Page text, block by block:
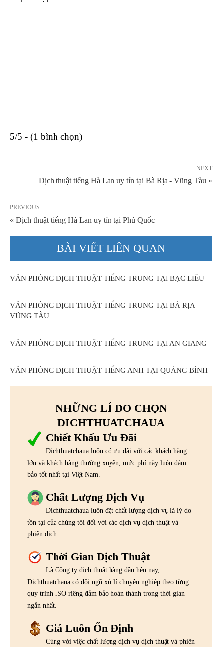
5/5 - (1 bình chọn)
NEXT
Dịch thuật tiếng Hà Lan uy tín tại Bà Rịa - Vũng Tàu »
PREVIOUS
« Dịch thuật tiếng Hà Lan uy tín tại Phú Quốc
BÀI VIẾT LIÊN QUAN
VĂN PHÒNG DỊCH THUẬT TIẾNG TRUNG TẠI BẠC LIÊU
VĂN PHÒNG DỊCH THUẬT TIẾNG TRUNG TẠI BÀ RỊA
VŨNG TÀU
VĂN PHÒNG DỊCH THUẬT TIẾNG TRUNG TẠI AN GIANG
VĂN PHÒNG DỊCH THUẬT TIẾNG ANH TẠI QUẢNG BÌNH
NHỮNG LÍ DO CHỌN
DICHTHUATCHAUA
Chiết Khấu Ưu Đãi
Dichthuatchaua luôn có ưu đãi với các khách hàng
lớn và khách hàng thường xuyên, mức phí này luôn đảm
bảo tốt nhất tại Việt Nam.
Chất Lượng Dịch Vụ
Dichthuatchaua luôn đặt chất lượng dịch vụ là lý do
tồn tại của chúng tôi đối với các dịch vụ dịch thuật và
phiên dịch.
Thời Gian Dịch Thuật
Là Công ty dịch thuật hàng đầu hện nay,
Dichthuatchaua có đội ngũ xử lí chuyên nghiệp theo từng
quy trình ISO riêng đảm bảo hoàn thành trong thời gian
ngắn nhất.
Giá Luôn Ổn Định
Cùng với việc chất lượng dịch vụ dịch thuật và phiên